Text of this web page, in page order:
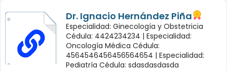
Dr. Ignacio Hernández Piña
Especialidad: Ginecología y Obstetricia
Cédula: 4424234234 | Especialidad:
Oncología Médica Cédula:
4564546456456564654 | Especialidad:
Pediatría Cédula: sdasdasdasda